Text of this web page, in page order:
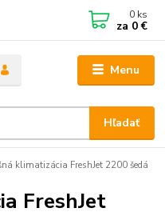
Menu
Hľadať
0 ks
za 0 €
klimatizácia FreshJet 2200 šedá
FreshJet